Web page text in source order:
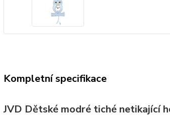
Kompletní specifikace
JVD Dětské modré tiché netikající